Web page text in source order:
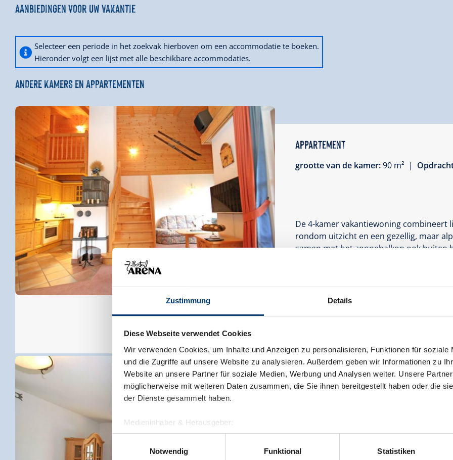
Zustimmung Details
Diese Webseite verwendet Cookies
Wir verwenden Cookies, um Inhalte und Anzeigen zu personalisieren, Funktionen für soziale
und die Zugriffe auf unsere Website zu analysieren. Außerdem geben wir Informationen zu
Website an unsere Partner für soziale Medien, Werbung und Analysen weiter. Unsere
möglicherweise mit weiteren Daten zusammen, die Sie ihnen bereitgestellt haben oder die
der Dienste gesammelt haben.
Medieninhaber & Herausgeber:
Zeller Bergbahnen Zillertal GmbH & Co KG
Rohr 23// A-6280 Zell am Ziller
Notwendig
Funktional Statistiken
Aanbiedingen voor uw vakantie
Selecteer een periode in het zoekvak hierboven om een accommodatie te boeken.
Hieronder volgt een lijst met alle beschikbare accommodaties.
ANDERE KAMERS EN APPARTEMENTEN
Appartement
grootte van de kamer:90 m² |
De 4-kamer vakantiewoning
rondom uitzicht en een gezellig, maar
samen met het zonnebalkon ook buiten
Uitrusting
Beschikbaarheidskalender
Appartement
De 3-kamer vakantiewoning Kitzbühel